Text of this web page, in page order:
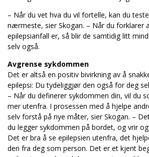
– Når du vet hva du vil fortelle, kan du
nærmeste, sier Skogan. – Når du forklarer
epilepsianfall er, så blir de samtidig litt
selv også.
Avgrense sykdommen
Det er altså en positiv bivirkning av å
epilepsi: Du tydeliggjør den også for deg
– Når du definerer sykdommen din, vil du
mer utenfra. I prosessen med å hjelpe
selv forstå på nye måter, sier Skogan. –
du legger sykdommen på bordet, og vrir
Det er bra å se epilepsien utenfra, det
den fra deg som person. Det er et kjent